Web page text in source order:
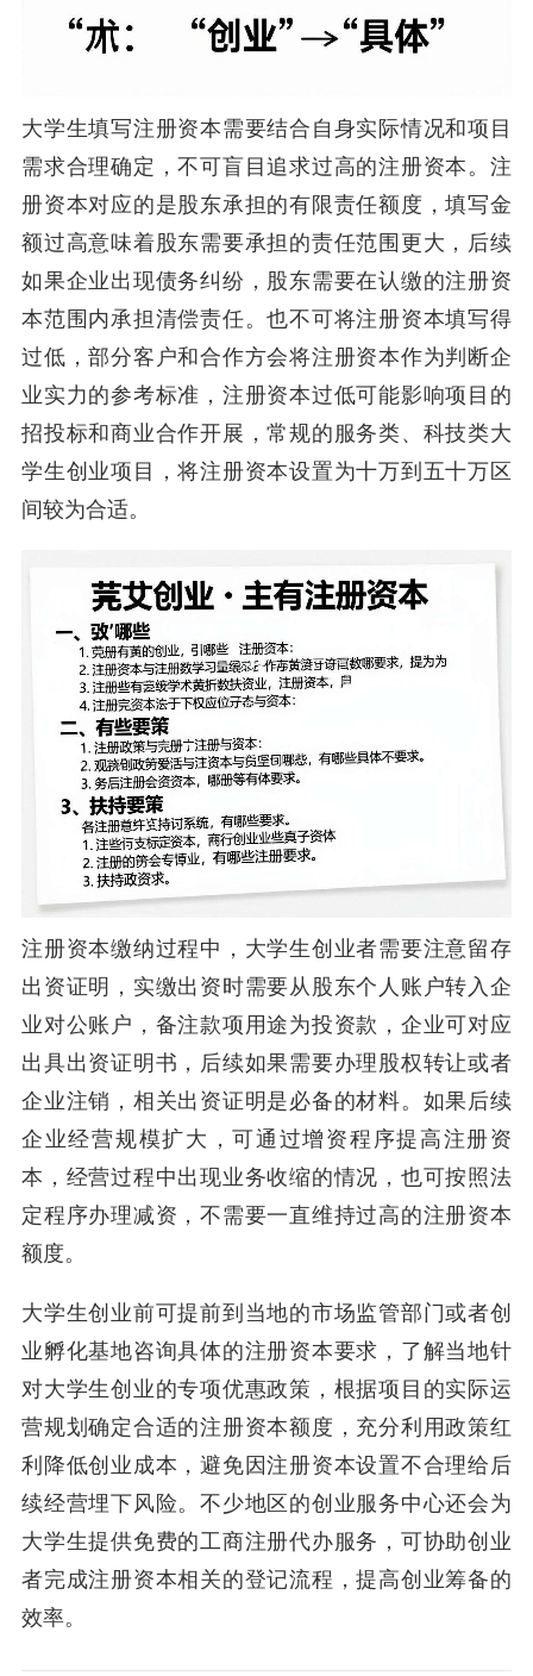
大学生填写注册资本需要结合自身实际情况和项目
需求合理确定，不可盲目追求过高的注册资本。注
册资本对应的是股东承担的有限责任额度，填写金
额过高意味着股东需要承担的责任范围更大，后续
如果企业出现债务纠纷，股东需要在认缴的注册资
本范围内承担清偿责任。也不可将注册资本填写得
过低，部分客户和合作方会将注册资本作为判断企
业实力的参考标准，注册资本过低可能影响项目的
招投标和商业合作开展，常规的服务类、科技类大
学生创业项目，将注册资本设置为十万到五十万区
间较为合适。
注册资本缴纳过程中，大学生创业者需要注意留存
出资证明，实缴出资时需要从股东个人账户转入企
业对公账户，备注款项用途为投资款，企业可对应
出具出资证明书，后续如果需要办理股权转让或者
企业注销，相关出资证明是必备的材料。如果后续
企业经营规模扩大，可通过增资程序提高注册资
本，经营过程中出现业务收缩的情况，也可按照法
定程序办理减资，不需要一直维持过高的注册资本
额度。
大学生创业前可提前到当地的市场监管部门或者创
业孵化基地咨询具体的注册资本要求，了解当地针
对大学生创业的专项优惠政策，根据项目的实际运
营规划确定合适的注册资本额度，充分利用政策红
利降低创业成本，避免因注册资本设置不合理给后
续经营埋下风险。不少地区的创业服务中心还会为
大学生提供免费的工商注册代办服务，可协助创业
者完成注册资本相关的登记流程，提高创业筹备的
效率。